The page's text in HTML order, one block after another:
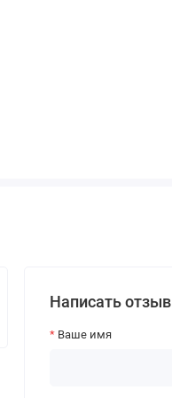
Написать отзыв
Ваше имя